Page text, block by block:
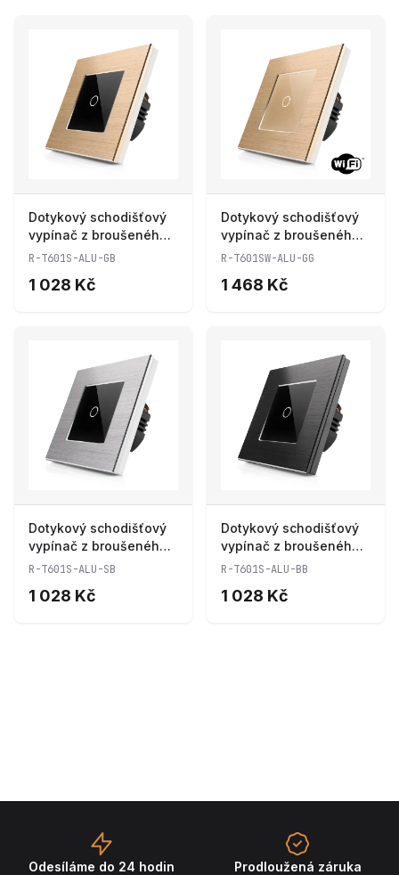
Dotykový schodišťový
vypínač z broušeného
hliníku R-T601S-ALU-
R-T601S-ALU-GB
1 028 Kč
Dotykový schodišťový
vypínač z broušeného
hliníku s wifi R-
R-T601SW-ALU-GG
1 468 Kč
Dotykový schodišťový
vypínač z broušeného
hliníku R-T601S-ALU-
R-T601S-ALU-SB
1 028 Kč
Dotykový schodišťový
vypínač z broušeného
hliníku R-T601S-ALU-
R-T601S-ALU-BB
1 028 Kč
Odesíláme do 24 hodin Prodloužená záruka